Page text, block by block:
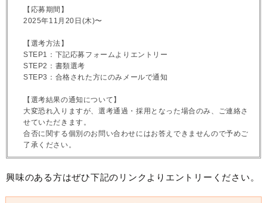
【応募期間】
2025年11月20日(木)〜
【選考方法】
STEP1：下記応募フォームよりエントリー
STEP2：書類選考
STEP3：合格された方にのみメールで通知
【選考結果の通知について】
大変恐れ入りますが、選考通過・採用となった場合のみ、ご連絡さ
せていただきます。
合否に関する個別のお問い合わせにはお答えできませんので予めご
了承ください。
興味のある方はぜひ下記のリンクよりエントリーください。